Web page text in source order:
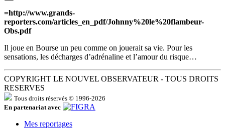
=http://www.grands-
reporters.com/articles_en_pdf/Johnny%20le%20flambeur-
Obs.pdf
Il joue en Bourse un peu comme on jouerait sa vie. Pour les
sensations, les décharges d’adrénaline et l’amour du risque…
COPYRIGHT LE NOUVEL OBSERVATEUR - TOUS DROITS
RESERVES
Tous droits réservés © 1996-2026
En partenariat avec
Mes reportages